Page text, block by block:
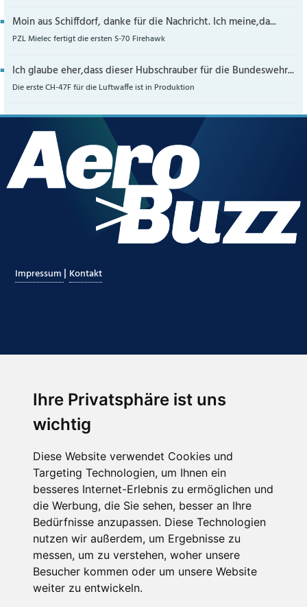
Ihre Privatsphäre ist uns
wichtig
Diese Website verwendet Cookies und
Targeting Technologien, um Ihnen ein
besseres Internet-Erlebnis zu ermöglichen und
die Werbung, die Sie sehen, besser an Ihre
Bedürfnisse anzupassen. Diese Technologien
nutzen wir außerdem, um Ergebnisse zu
messen, um zu verstehen, woher unsere
Besucher kommen oder um unsere Website
weiter zu entwickeln.
Moin aus Schiffdorf, danke für die Nachricht. Ich meine,da...
PZL Mielec fertigt die ersten S-70 Firehawk
Ich glaube eher,dass dieser Hubschrauber für die Bundeswehr...
Die erste CH-47F für die Luftwaffe ist in Produktion
Impressum | Kontakt
Hier finden Sie uns auch
Abonnieren Sie unseren Newsletter
Email*